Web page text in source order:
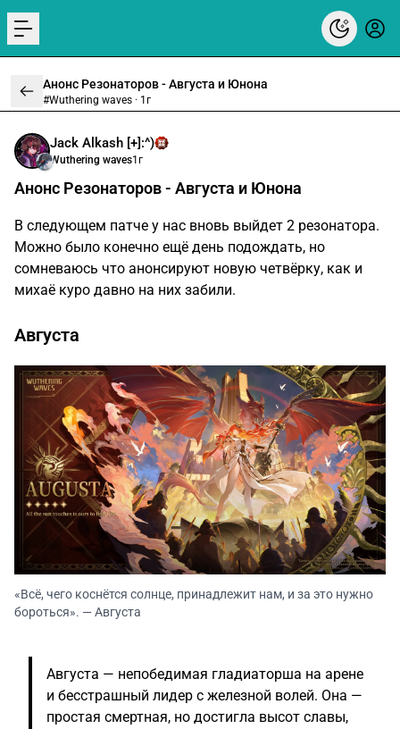
menu
Анонс Резонаторов - Августа и Юнона
#Wuthering waves · 1г
Jack Alkash [+]:^)
Wuthering waves1г
Анонс Резонаторов - Августа и Юнона
В следующем патче у нас вновь выйдет 2 резонатора.
Можно было конечно ещё день подождать, но
сомневаюсь что анонсируют новую четвёрку, как и
михаё куро давно на них забили.
Августа
«Всё, чего коснётся солнце, принадлежит нам, и за это нужно
бороться». — Августа
Августа — непобедимая гладиаторша на арене
и бесстрашный лидер с железной волей. Она —
простая смертная, но достигла высот славы,